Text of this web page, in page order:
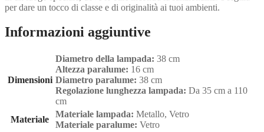
per dare un tocco di classe e di originalità ai tuoi ambienti.
Informazioni aggiuntive
Dimensioni
Diametro della lampada: 38 cm
Altezza paralume: 16 cm
Diametro paralume: 38 cm
Regolazione lunghezza lampada: Da 35 cm a 110
cm
Materiale
Materiale lampada: Metallo, Vetro
Materiale paralume: Vetro